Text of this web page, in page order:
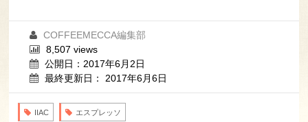
COFFEEMECCA編集部
8,507 views
公開日：2017年6月2日
最終更新日： 2017年6月6日
IIAC エスプレッソ